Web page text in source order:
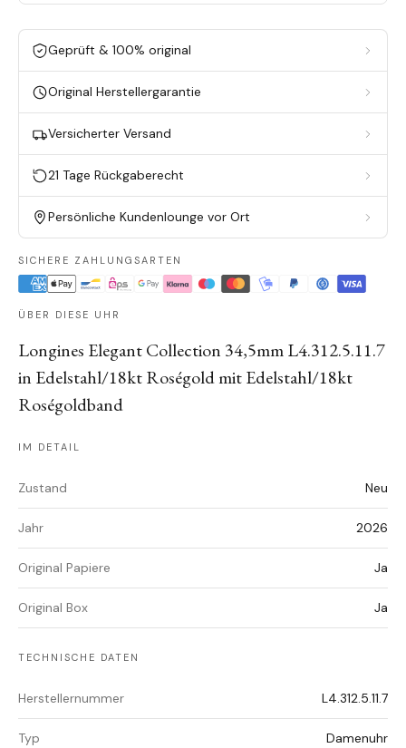
Geprüft & 100% original
Original Herstellergarantie
Versicherter Versand
21 Tage Rückgaberecht
Persönliche Kundenlounge vor Ort
SICHERE ZAHLUNGSARTEN
ÜBER DIESE UHR
Longines Elegant Collection 34,5mm L4.312.5.11.7
in Edelstahl/18kt Roségold mit Edelstahl/18kt
Roségoldband
IM DETAIL
Zustand Neu
Jahr 2026
Original Papiere Ja
Original Box Ja
TECHNISCHE DATEN
Herstellernummer L4.312.5.11.7
Typ Damenuhr